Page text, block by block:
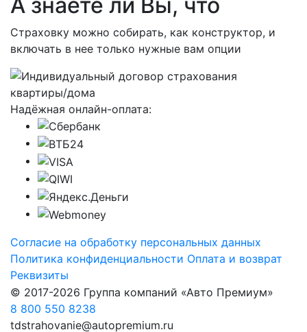
Страховку можно собирать, как конструктор, и
включать в нее только нужные вам опции
Надёжная онлайн-оплата:
Согласие на обработку персональных данных
Политика конфиденциальности Оплата и возврат
Реквизиты
© 2017-2026 Группа компаний «Авто Премиум»
8 800 550 8238
tdstrahovanie@autopremium.ru